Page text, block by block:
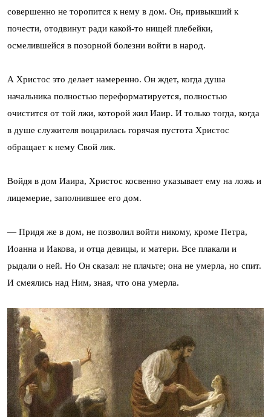
совершенно не торопится к нему в дом. Он, привыкший к
почести, отодвинут ради какой-то нищей плебейки,
осмелившейся в позорной болезни войти в народ.
А Христос это делает намеренно. Он ждет, когда душа
начальника полностью переформатируется, полностью
очистится от той лжи, которой жил Иаир. И только тогда, когда
в душе служителя воцарилась горячая пустота Христос
обращает к нему Свой лик.
Войдя в дом Иаира, Христос косвенно указывает ему на ложь и
лицемерие, заполнившее его дом.
— Придя же в дом, не позволил войти никому, кроме Петра,
Иоанна и Иакова, и отца девицы, и матери. Все плакали и
рыдали о ней. Но Он сказал: не плачьте; она не умерла, но спит.
И смеялись над Ним, зная, что она умерла.